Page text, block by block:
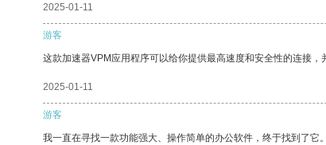
2025-01-11
游客
这款加速器VPM应用程序可以给你提供最高速度和安全性的连接，
2025-01-11
游客
我一直在寻找一款功能强大、操作简单的办公软件，终于找到了它